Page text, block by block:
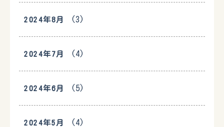
2024年8月 (3)
2024年7月 (4)
2024年6月 (5)
2024年5月 (4)